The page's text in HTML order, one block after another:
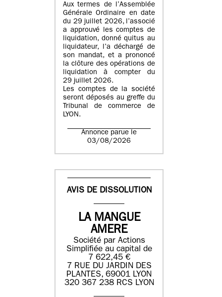
Aux termes de l’Assemblée
Générale Ordinaire en date
du 29 juillet 2026, l’associé
a approuvé les comptes de
liquidation, donné quitus au
liquidateur, l’a déchargé de
son mandat, et a prononcé
la clôture des opérations de
liquidation à compter du
29 juillet 2026.
Les comptes de la société
seront déposés au greffe du
Tribunal de commerce de
LYON.
Annonce parue le
03/08/2026
AVIS DE DISSOLUTION
LA MANGUE
AMERE
Société par Actions
Simplifiée au capital de
7 622,45 €
7 RUE DU JARDIN DES
PLANTES, 69001 LYON
320 367 238 RCS LYON